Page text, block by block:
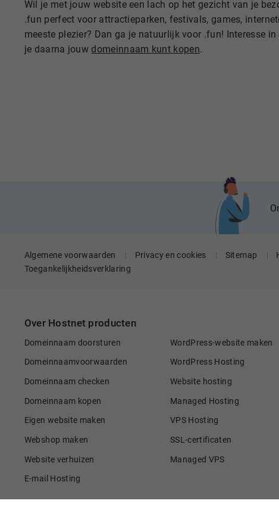
Wil je met jouw website een lach op het gezicht van je
.fun perfect voor attractieparken, festivals, games,
meeste plezier? Dan ga je natuurlijk voor .fun! Interesse in
je daarna jouw domeinnaam kunt kopen.
Algemene voorwaarden Privacy en cookies Sitemap
Toegankelijkheidsverklaring
Over Hostnet producten
Domeinnaam doorsturen
Domeinnaamvoorwaarden
Domeinnaam checken
Domeinnaam kopen
Eigen website maken
Webshop maken
Website verhuizen
E-mail Hosting
WordPress-website maken
WordPress Hosting
Website hosting
Managed Hosting
VPS Hosting
SSL-certificaten
Managed VPS